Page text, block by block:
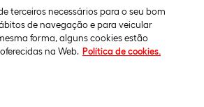
Aviso legal
Política de assédio
terceiros necessários para o seu bom
de navegação e para veicular
forma, alguns cookies estão
na Web. Política de cookies.